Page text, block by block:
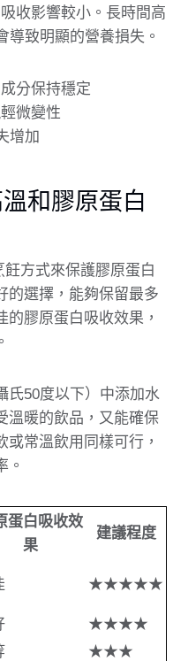
收影響較小。長時間高
導致明顯的營養損失。
分保持穩定
微變性
增加
和膠原蛋白
方式來保護膠原蛋白
的選擇，能夠保留最多
膠原蛋白吸收效果，
氏50度以下）中添加水
溫暖的飲品，又能確保
常溫飲用同樣可行，
。
蛋白吸收效
果
建議程度
★★★★★
★★★★
★★★